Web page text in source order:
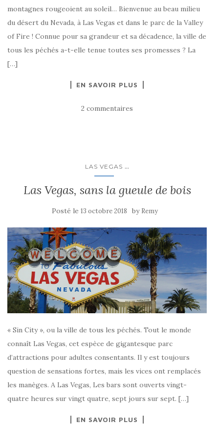
montagnes rougeoient au soleil… Bienvenue au beau milieu
du désert du Nevada, à Las Vegas et dans le parc de la Valley
of Fire ! Connue pour sa grandeur et sa décadence, la ville de
tous les péchés a-t-elle tenue toutes ses promesses ? La
[…]
EN SAVOIR PLUS
2 commentaires
LAS VEGAS ...
Las Vegas, sans la gueule de bois
Posté le 13 octobre 2018 by Remy
« Sin City », ou la ville de tous les péchés. Tout le monde
connaît Las Vegas, cet espèce de gigantesque parc
d’attractions pour adultes consentants. Il y est toujours
question de sensations fortes, mais les vices ont remplacés
les manèges. A Las Vegas, Les bars sont ouverts vingt-
quatre heures sur vingt quatre, sept jours sur sept. […]
EN SAVOIR PLUS